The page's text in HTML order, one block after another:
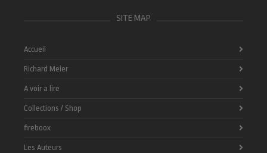
SITE MAP
Accueil
Richard Meier
A voir a lire
Collections / Shop
fireboox
Les Auteurs